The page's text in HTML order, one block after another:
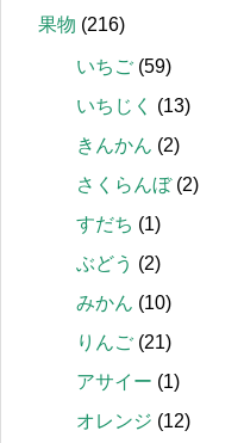
果物 (216)
いちご (59)
いちじく
(13)
きんかん (2)
さくらんぼ(2)
すだち (1)
ぶどう (2)
みかん (10)
りんご (21)
アサイー (1)
オレンジ (12)